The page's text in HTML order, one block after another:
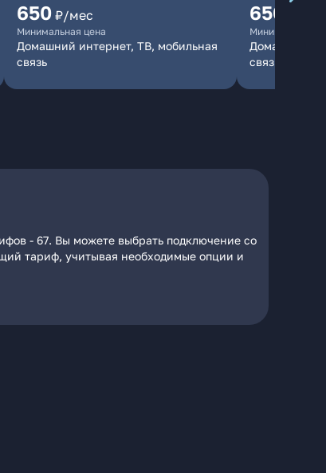
650 ₽/мес
Минимальная цена
Домашний интернет, ТВ, мобильная
связь
650
Минимальная
Домашний
связь
- 67. Вы можете выбрать подключение со
тариф, учитывая необходимые опции и